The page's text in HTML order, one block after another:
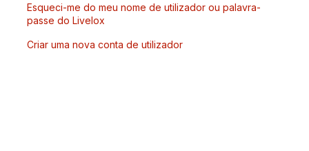
Esqueci-me do meu nome de utilizador ou palavra-
passe do Livelox
Criar uma nova conta de utilizador